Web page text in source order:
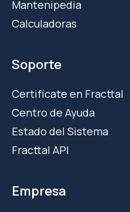
Mantenipedia
Calculadoras
Soporte
Certifícate en Fracttal
Centro de Ayuda
Estado del Sistema
Fracttal API
Empresa